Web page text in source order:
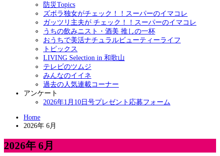
防災Topics
ズボラ独女がチェック！！スーパーのイマコレ
ガッツリ主夫が チェック！！スーパーのイマコレ
うちの飲みニスト・酒美 推しの一杯
おうちで美活ナチュラルビューティーライフ
トピックス
LIVING Selection in 和歌山
テレビのツムジ
みんなのイイネ
過去の人気連載コーナー
アンケート
2026年1月10日号プレゼント応募フォーム
Home
2026年 6月
2026年 6月